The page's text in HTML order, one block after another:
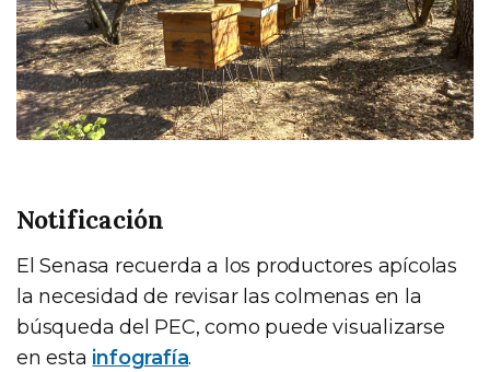
Notificación
El Senasa recuerda a los productores apícolas
la necesidad de revisar las colmenas en la
búsqueda del PEC, como puede visualizarse
en esta infografía.